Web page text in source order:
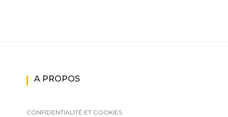
A PROPOS
CONFIDENTIALITÉ ET COOKIES